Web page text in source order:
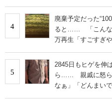
4
廃棄予定だった
ると…… 「こんな
万再生「すごすぎや
5
2845日もヒゲを伸
ら…… 親戚に怒ら
なぁ」「どんまいで